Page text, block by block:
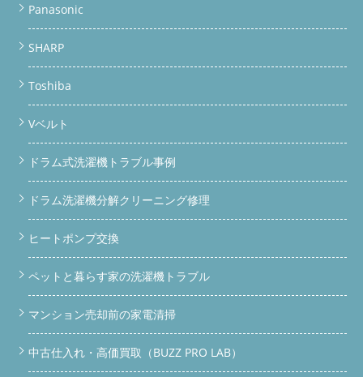
Panasonic
SHARP
Toshiba
Vベルト
ドラム式洗濯機トラブル事例
ドラム洗濯機分解クリーニング修理
ヒートポンプ交換
ペットと暮らす家の洗濯機トラブル
マンション売却前の家電清掃
中古仕入れ・高価買取（BUZZ PRO LAB）